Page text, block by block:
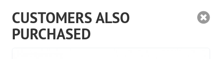
CUSTOMERS ALSO
PURCHASED